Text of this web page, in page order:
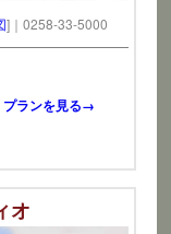
]｜0258-33-5000
プランを見る→
オ